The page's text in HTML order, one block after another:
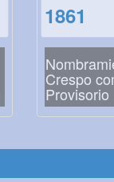
1861
Crespo
Provisorio